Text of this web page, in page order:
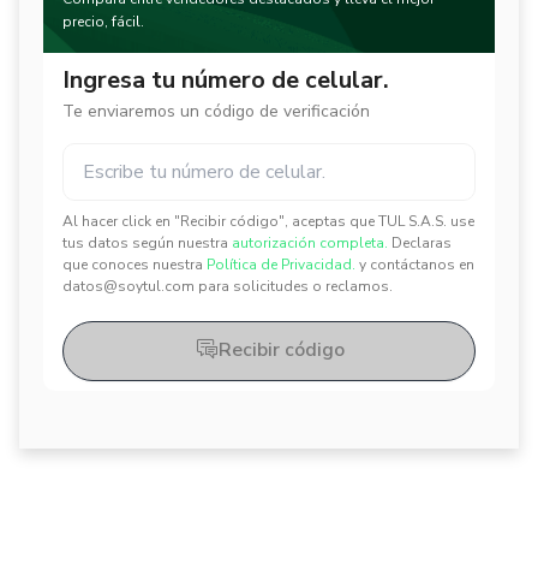
precio, fácil.
Ingresa tu número de celular.
Te enviaremos un código de verificación
Al hacer click en "Recibir código", aceptas que TUL S.A.S. use
tus datos según nuestra autorización completa. Declaras
que conoces nuestra Política de Privacidad. y contáctanos en
datos@soytul.com para solicitudes o reclamos.
✕
✕
Recibir código